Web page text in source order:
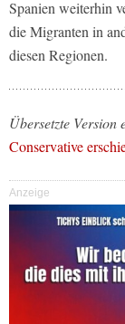
Spanien weiterhin
die Migranten in
diesen Regionen.
Übersetzte Version
Conservative
Anzeige